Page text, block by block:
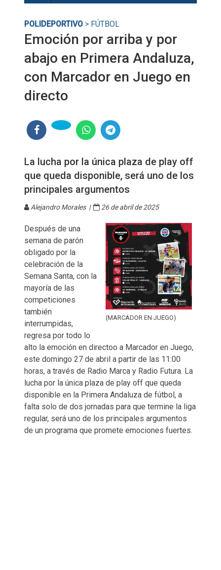
POLIDEPORTIVO > FÚTBOL
Emoción por arriba y por
abajo en Primera Andaluza,
con Marcador en Juego en
directo
La lucha por la única plaza de play off
que queda disponible, será uno de los
principales argumentos
Alejandro Morales | 26 de abril de 2025
(MARCADOR EN JUEGO)
Después de una
semana de parón
obligado por la
celebración de la
Semana Santa, con la
mayoría de las
competiciones
también
interrumpidas,
regresa por todo lo
alto la emoción en directoo a Marcador en Juego,
este domingo 27 de abril a partir de las 11:00
horas, a través de Radio Marca y Radio Futura. La
lucha por la única plaza de play off que queda
disponible en la Primera Andaluza de fútbol, a
falta solo de dos jornadas para que termine la liga
regular, será uno de los principales argumentos
de un programa que promete emociones fuertes.